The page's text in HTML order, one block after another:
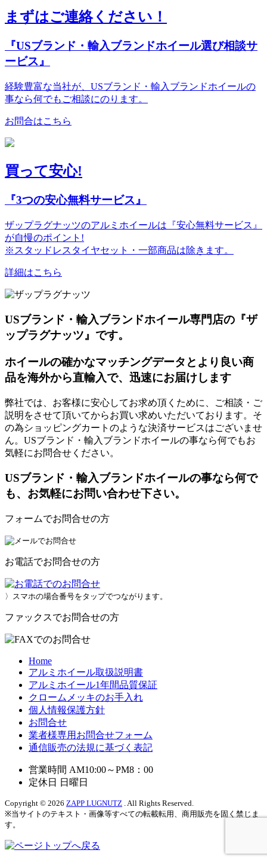
まずはご連絡ください！
『USブランド・輸入ブランドホイール選び相談サ
ービス』
経験豊富な当社が、USブランド・輸入ブランドホイールの
事なら何でもご相談にのります。
お問合はこちら
買って安心!
『3つの安心無料サービス』
ザップラグナッツのアルミホイールは『安心無料サービス』
が自慢のポイント!
※スタッドレスタイヤセット・一部商品は除きます。
詳細はこちら
USブランド・輸入ブランドホイール専門店の『ザ
ップラグナッツ』です。
ホイールの確かなマッチングデータとより良い商
品を海外から直輸入で、迅速にお届けします
弊社では、お客様に安心してお求め頂くために、ご相談・ご
説明をさせて頂いてからお買い求めいただいております。そ
の為ショッピングカートのような決済サービスはございませ
ん。USブランド・輸入ブランドホイールの事なら何でもお
気軽にお問合せください。
USブランド・輸入ブランドホイールの事なら何で
も、お気軽にお問い合わせ下さい。
フォームでお問合せの方
お電話でお問合せの方
〉スマホの場合番号をタップでつながります。
ファックスでお問合せの方
Home
アルミホイール取扱説明書
アルミホイール1年間品質保証
クロームメッキのお手入れ
個人情報保護方針
お問合せ
業者様専用お問合せフォーム
通信販売の法規に基づく表記
営業時間 AM10:00～PM8：00
定休日 日曜日
Copyright © 2026 ZAPP LUGNUTZ . All Rights Reserved.
※当サイトのテキスト・画像等すべての転載転用、商用販売を固く禁じま
す。